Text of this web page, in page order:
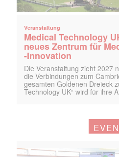
Veranstaltung
Medical Technology
neues Zentrum für
-Innovation
Die Veranstaltung zieht 2027
die Verbindungen zum
gesamten Goldenen Dreieck
Technology UK“ wird für ihre